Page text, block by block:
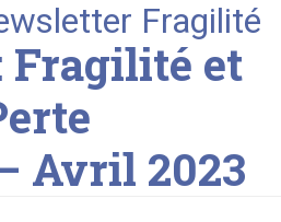
Fragilité
Fragilité et
Avril 2023